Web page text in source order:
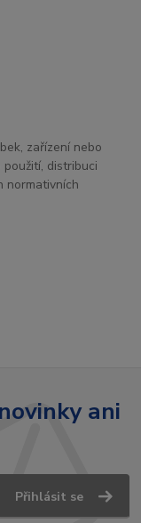
zařízení nebo
distribuci
normativních
ani
Přihlásit se